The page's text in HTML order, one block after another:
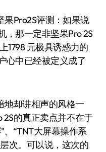
Pro2S评测：如果说
，那一定非坚果Pro 2S
1798 元极具诱惑力的
心中已经被定义成了
地却讲相声的风格一
的真正卖点并不在于
“TNT大屏幕操作系
次。可以说，这次的